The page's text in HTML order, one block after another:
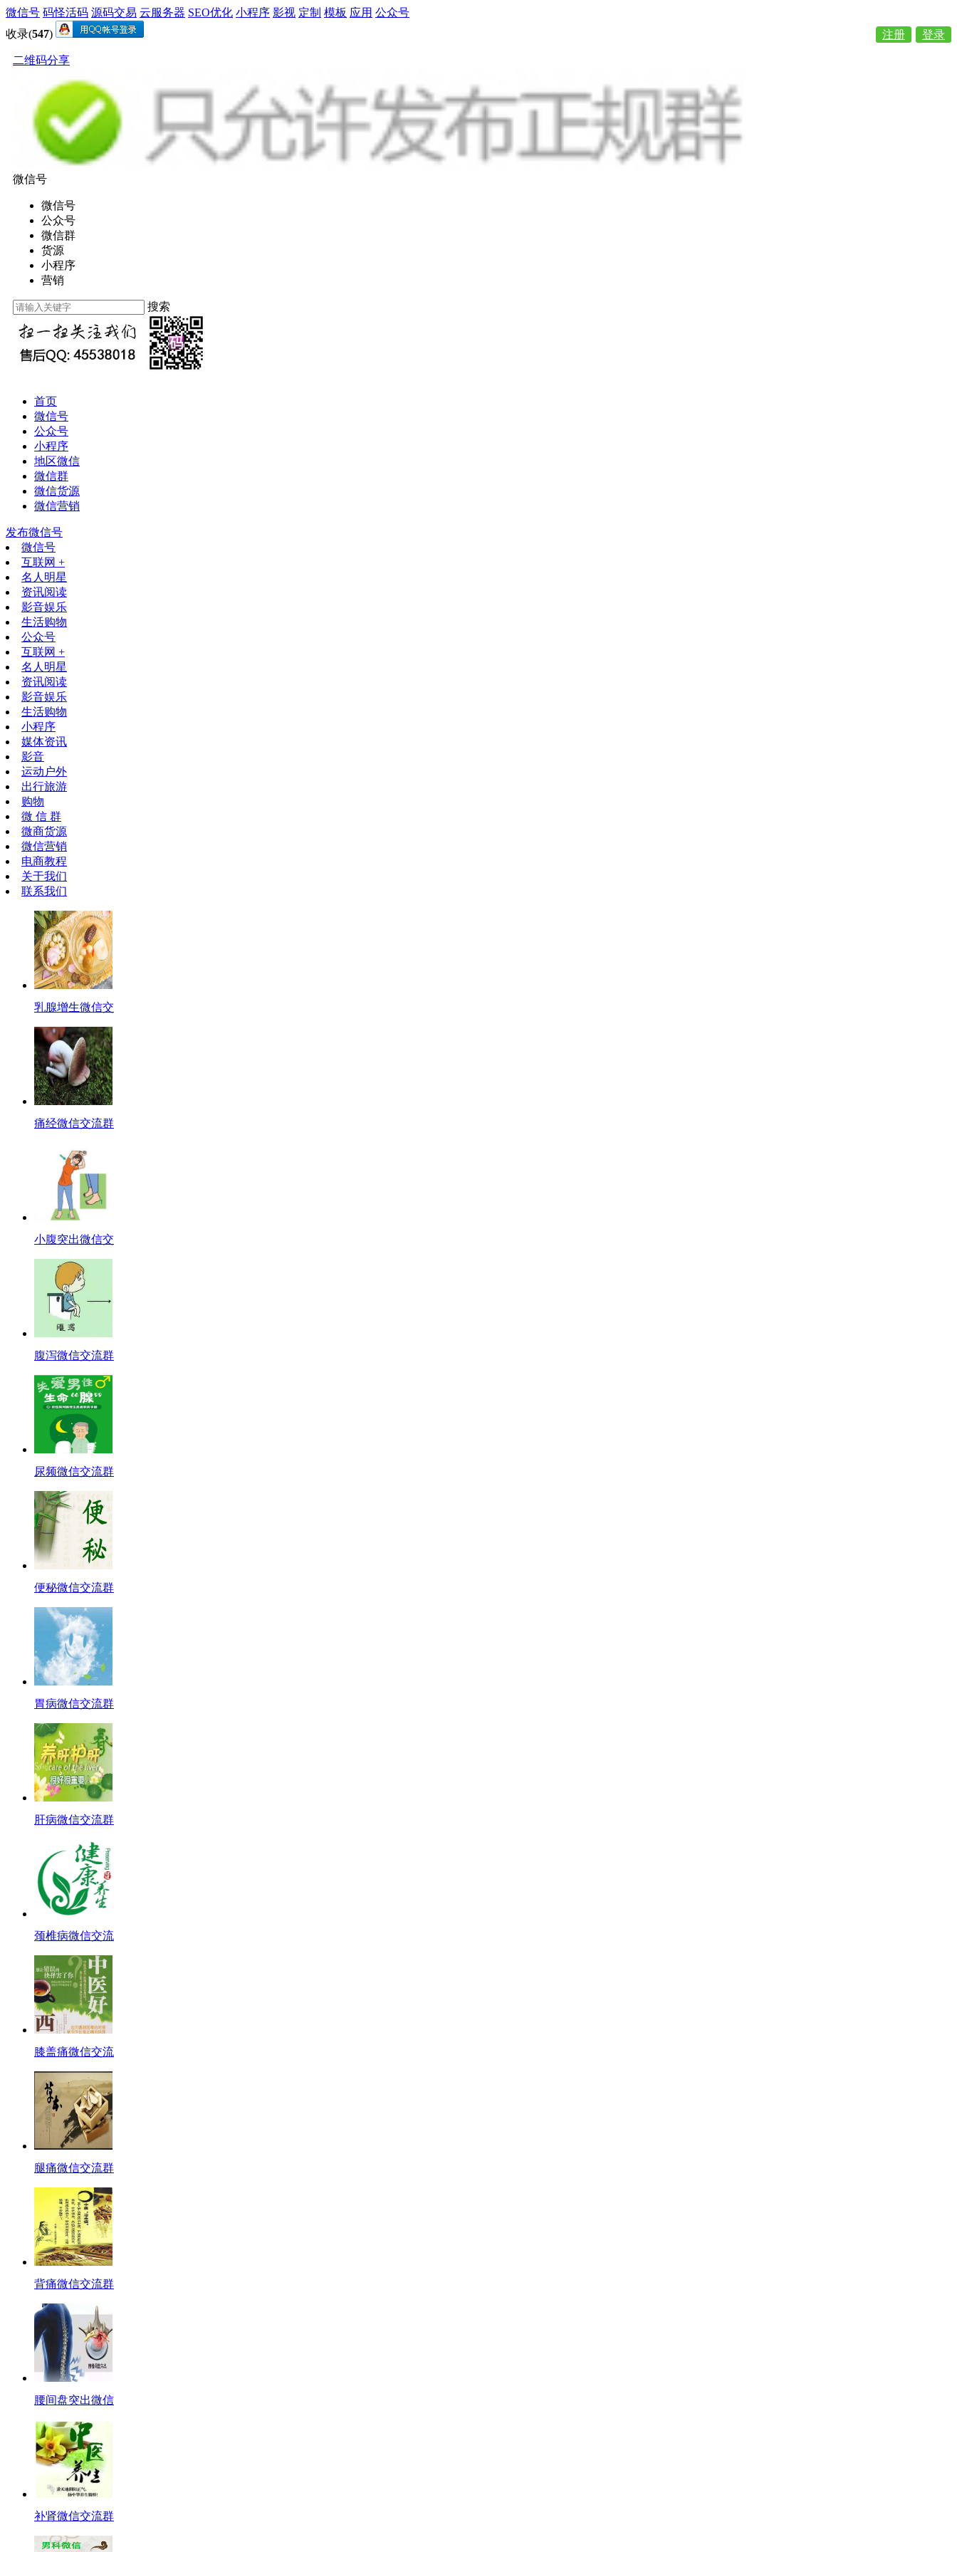
微信号 码怪活码 源码交易 云服务器 SEO优化 小程序 影视 定制 模板 应用 公众号
收录(547) 登录
注册
二维码分享
微信号
微信号
公众号
微信群
货源
小程序
营销
搜索
首页
微信号
公众号
小程序
地区微信
微信群
微信货源
微信营销
发布微信号
微信号
互联网 +
名人明星
资讯阅读
影音娱乐
生活购物
公众号
互联网 +
名人明星
资讯阅读
影音娱乐
生活购物
小程序
媒体资讯
影音
运动户外
出行旅游
购物
微 信 群
微商货源
微信营销
电商教程
关于我们
联系我们
乳腺增生微信交
痛经微信交流群
小腹突出微信交
腹泻微信交流群
尿频微信交流群
便秘微信交流群
胃病微信交流群
肝病微信交流群
颈椎病微信交流
膝盖痛微信交流
腿痛微信交流群
背痛微信交流群
腰间盘突出微信
补肾微信交流群